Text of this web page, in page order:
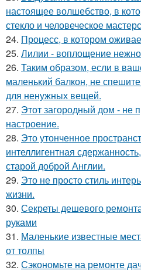
настоящее волшебство, в
стекло и человеческое
24. Процесс, в котором
25. Лилии - воплощение
26. Таким образом, если в
маленький балкон, не
для ненужных вещей.
27. Этот загородный дом - не
настроение.
28. Это утонченное
интеллигентная
старой доброй Англии.
29. Это не просто стиль
жизни.
30. Секреты дешевого
руками
31. Маленькие известные
от толпы
32. Сэкономьте на ремонте